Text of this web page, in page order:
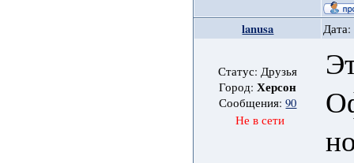
lanusa Дата:
Статус: Друзья
Город:Херсон
Сообщения:90
Не в сети